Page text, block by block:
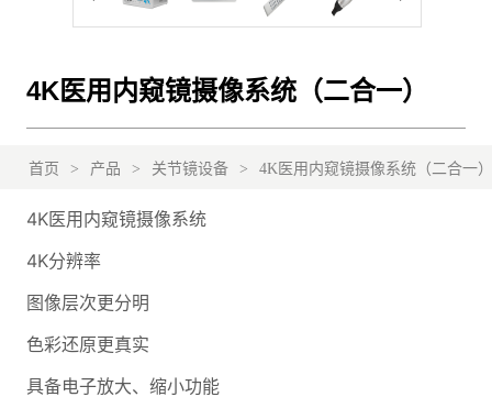
4K医用内窥镜摄像系统（二合一）
首页 > 产品 > 关节镜设备 > 4K医用内窥镜摄像系统（二合一）